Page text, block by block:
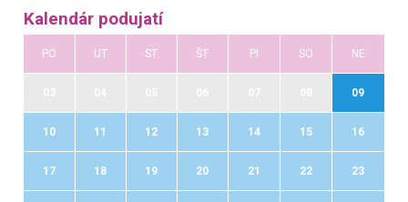
Kalendár podujatí
PO UT ST ŠT PI SO NE
09
10 11 12 13 14 15 16
17 18 19 20 21 22 23